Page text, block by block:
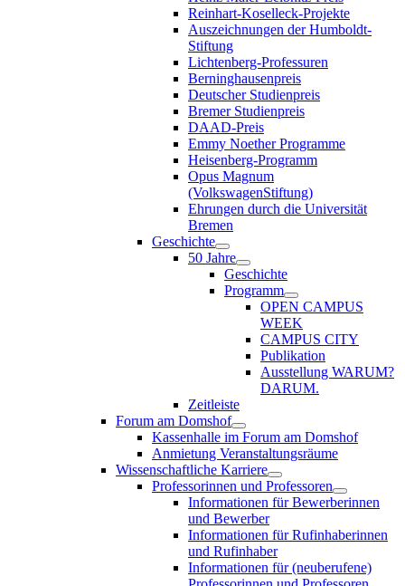
Reinhart-Koselleck-Projekte
Auszeichnungen der Humboldt-
Stiftung
Lichtenberg-Professuren
Berninghausenpreis
Deutscher Studienpreis
Bremer Studienpreis
DAAD-Preis
Emmy Noether Programme
Heisenberg-Programm
Opus Magnum
(VolkswagenStiftung)
Ehrungen durch die Universität
Bremen
Geschichte
50 Jahre
Geschichte
Programm
OPEN CAMPUS
WEEK
CAMPUS CITY
Publikation
Ausstellung WARUM?
DARUM.
Zeitleiste
Forum am Domshof
Kassenhalle im Forum am Domshof
Anmietung Veranstaltungsräume
Wissenschaftliche Karriere
Professorinnen und Professoren
Informationen für Bewerberinnen
und Bewerber
Informationen für Rufinhaberinnen
und Rufinhaber
Informationen für (neuberufene)